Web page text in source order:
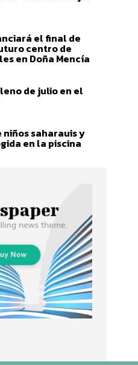
el final de
centro de
en Doña Mencía
de julio en el
niños saharauis y
en la piscina